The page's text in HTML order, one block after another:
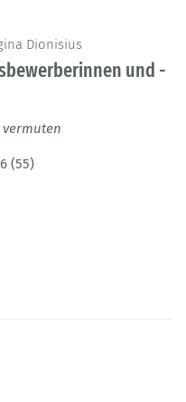
Dionisius
und -
(55)